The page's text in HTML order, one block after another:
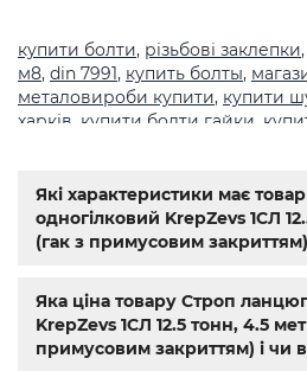
купити болти, різьбові заклепки,
м8, din 7991, купить болты,
металовироби купити, купити
харків купити болти гайки
метричне
нержавіючої сталі купити,
редуктори МЧ,Кранові
603,din 7981,заклепки,різьбове
болт м 10,din934,крепеж ,болт
болт м5 под шестигранник,болт
шаг 1,болт м9,болт м 24,din 6325
Які характеристики має
одногілковий KrepZevs 1СЛ
(гак з примусовим
Яка ціна товару Строп
KrepZevs 1СЛ 12.5 тонн, 4.5
примусовим закриттям) і чи